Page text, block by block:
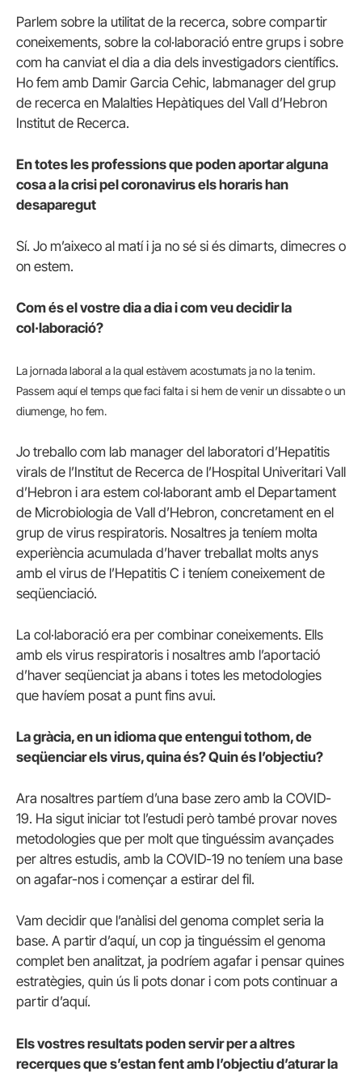
Parlem sobre la utilitat de la recerca, sobre compartir
coneixements, sobre la col·laboració entre grups i sobre
com ha canviat el dia a dia dels investigadors científics.
Ho fem amb Damir Garcia Cehic, labmanager del grup
de recerca en Malalties Hepàtiques del Vall d’Hebron
Institut de Recerca.
En totes les professions que poden aportar alguna
cosa a la crisi pel coronavirus els horaris han
desaparegut
Sí. Jo m’aixeco al matí i ja no sé si és dimarts, dimecres o
on estem.
Com és el vostre dia a dia i com veu decidir la
col·laboració?
La jornada laboral a la qual estàvem acostumats ja no la tenim.
Passem aquí el temps que faci falta i si hem de venir un dissabte o un
diumenge, ho fem.
Jo treballo com lab manager del laboratori d’Hepatitis
virals de l’Institut de Recerca de l’Hospital Univeritari Vall
d’Hebron i ara estem col·laborant amb el Departament
de Microbiologia de Vall d’Hebron, concretament en el
grup de virus respiratoris. Nosaltres ja teníem molta
experiència acumulada d’haver treballat molts anys
amb el virus de l’Hepatitis C i teníem coneixement de
seqüenciació.
La col·laboració era per combinar coneixements. Ells
amb els virus respiratoris i nosaltres amb l’aportació
d’haver seqüenciat ja abans i totes les metodologies
que havíem posat a punt fins avui.
La gràcia, en un idioma que entengui tothom, de
seqüenciar els virus, quina és? Quin és l’objectiu?
Ara nosaltres partíem d’una base zero amb la COVID-
19. Ha sigut iniciar tot l’estudi però també provar noves
metodologies que per molt que tinguéssim avançades
per altres estudis, amb la COVID-19 no teníem una base
on agafar-nos i començar a estirar del fil.
Vam decidir que l’anàlisi del genoma complet seria la
base. A partir d’aquí, un cop ja tinguéssim el genoma
complet ben analitzat, ja podríem agafar i pensar quines
estratègies, quin ús li pots donar i com pots continuar a
partir d’aquí.
Els vostres resultats poden servir per a altres
recerques que s’estan fent amb l’objectiu d’aturar la